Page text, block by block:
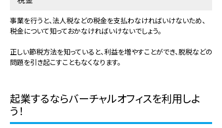
事業を行うと、法人税などの税金を支払わなければいけないため、
税金について知っておかなければいけないでしょう。
正しい節税方法を知っていると、利益を増やすことができ、脱税などの
問題を引き起こすこともなくなります。
起業するならバーチャルオフィスを利用しよ
う！